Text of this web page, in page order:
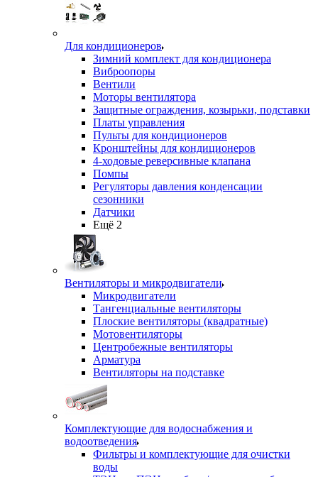
Для кондиционеров
Зимний комплект для кондиционера
Виброопоры
Вентили
Моторы вентилятора
Защитные ограждения, козырьки, подставки
Платы управления
Пульты для кондиционеров
Кронштейны для кондиционеров
4-ходовые реверсивные клапана
Помпы
Регуляторы давления конденсации
сезонники
Датчики
Ещё 2
Вентиляторы и микродвигатели
Микродвигатели
Тангенциальные вентиляторы
Плоские вентиляторы (квадратные)
Мотовентиляторы
Центробежные вентиляторы
Арматура
Вентиляторы на подставке
Комплектующие для водоснабжения и
водоотведения
Фильтры и комплектующие для очистки
воды